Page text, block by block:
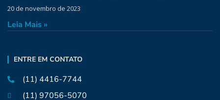
20 de novembro de 2023
Leia Mais »
ENTRE EM CONTATO
(11) 4416-7744
(11) 97056-5070